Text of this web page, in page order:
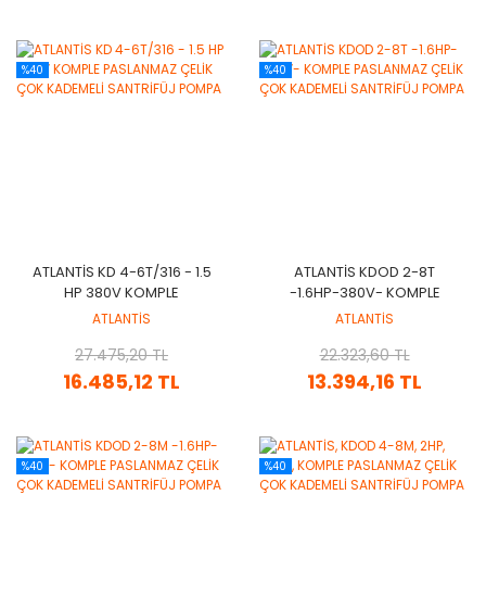
%40
ATLANTİS KD 4-6T/316 - 1.5
HP 380V KOMPLE
PASLANMAZ ÇELİK ÇOK
POMPA
ATLANTİS
16.485,12 TL
27.475,20 TL
%40
ATLANTİS KDOD 2-8T
-1.6HP-380V- KOMPLE
PASLANMAZ ÇELİK ÇOK
POMPA
ATLANTİS
13.394,16 TL
22.323,60 TL
%40 %40